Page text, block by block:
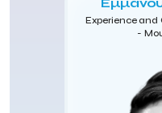
Experience
-